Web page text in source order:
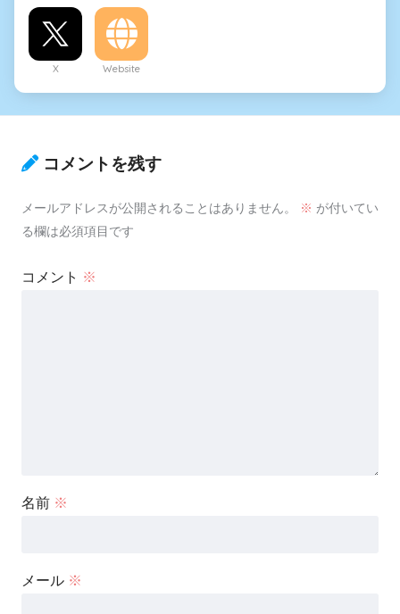
X Website
コメントを残す
メールアドレスが公開されることはありません。 ※ が付いてい
る欄は必須項目です
コメント ※
名前 ※
メール ※